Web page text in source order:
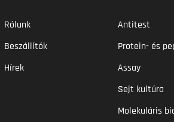
Rólunk
Beszállítók
Hírek
Antitest
Protein- és
Assay
Sejt kultúra
Molekuláris